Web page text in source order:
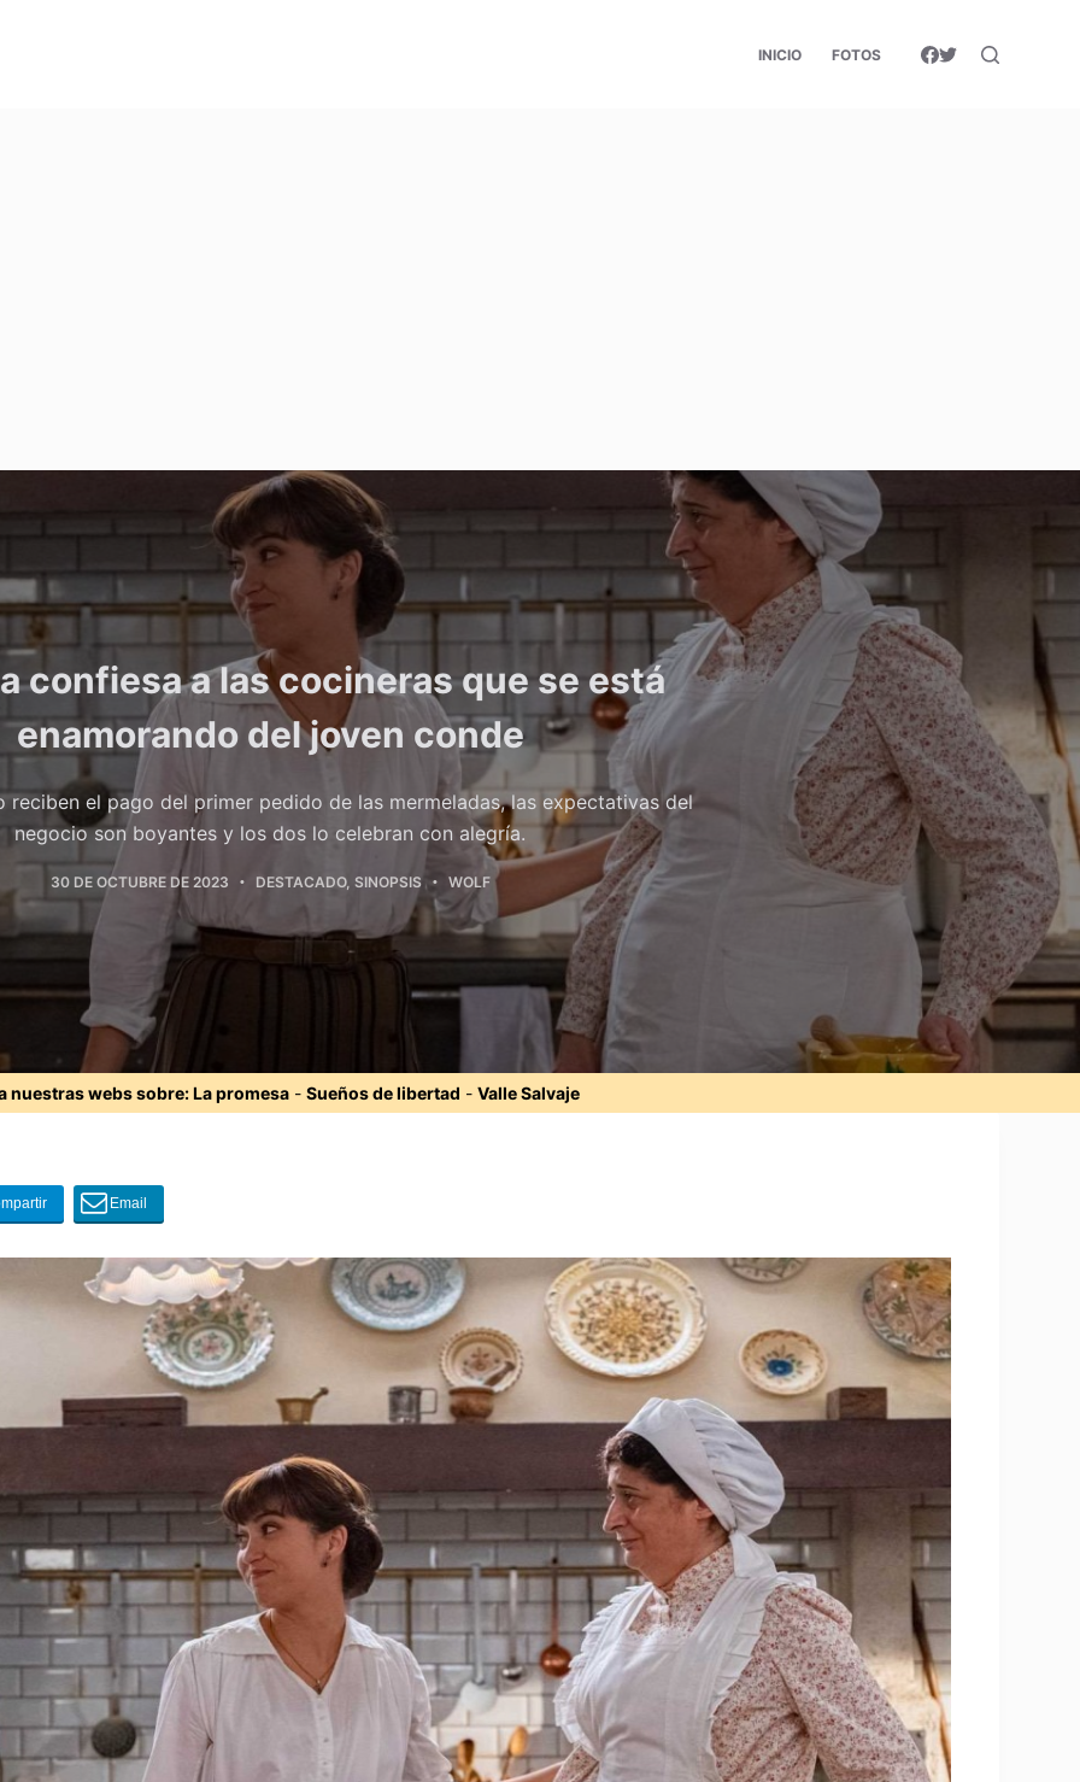
INICIO FOTOS
confiesa a las cocineras que se está
enamorando del joven conde
reciben el pago del primer pedido de las mermeladas, las expectativas del
negocio son boyantes y los dos lo celebran con alegría.
30 DE OCTUBRE DE 2023 DESTACADO, SINOPSIS WOLF
nuestras webs sobre:La promesa - Sueños de libertad - Valle Salvaje